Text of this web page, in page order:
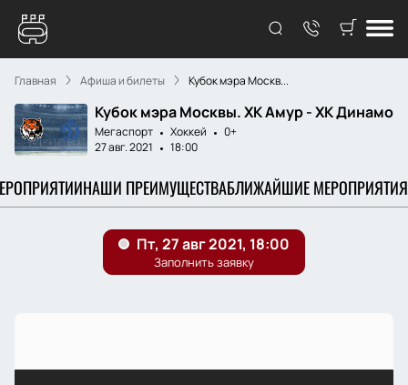
Главная Афиша и билеты Кубок мэра Москв...
Кубок мэра Москвы. ХК Амур - ХК Динамо
Мегаспорт Хоккей
0+
27 авг. 2021
18:00
НАШИ ПРЕИМУЩЕСТВАБЛИЖАЙШИЕ МЕРОПРИЯТИЯ